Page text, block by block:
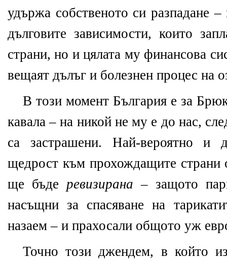
удържа собственото си разпадане
дълговите зависимости, които
страни, но и цялата му финансова
вещаят дълъг и болезнен процес на
В този момент България е за
кавала – на никой не му е до нас,
са застрашени. Най-вероятно и
щедрост към прохождащите страни
ще бъде ревизирана – защото
насъщни за спасяване на
назаем – и прахосали общото уж
Точно този джендем, в който